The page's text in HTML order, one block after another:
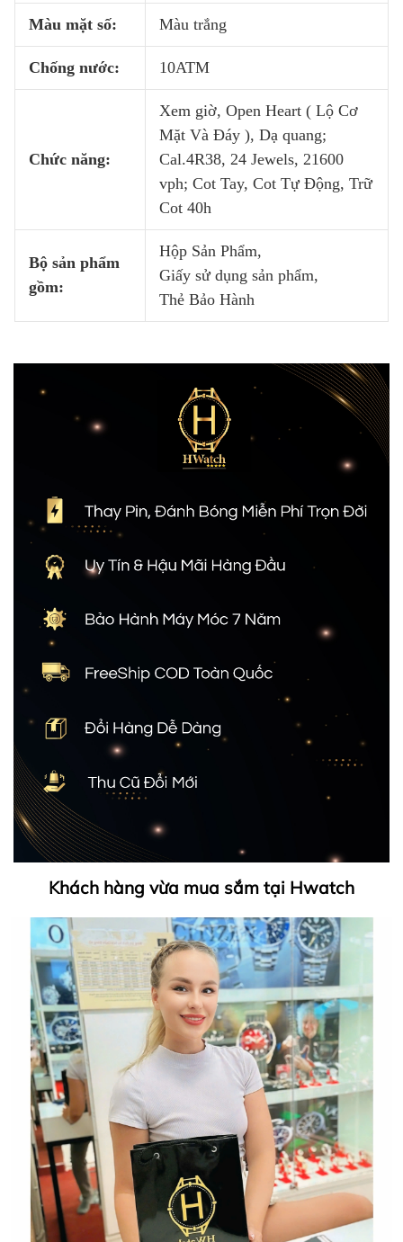
Màu mặt số: Màu trắng
Chống nước: 10ATM
Chức năng:
Xem giờ, Open Heart ( Lộ Cơ
Mặt Và Đáy ), Dạ quang;
Cal.4R38, 24 Jewels, 21600
vph; Cot Tay, Cot Tự Động, Trữ
Cot 40h
Bộ sản phẩm
gồm:
Hộp Sản Phẩm,
Giấy sử dụng sản phẩm,
Thẻ Bảo Hành
Khách hàng vừa mua sắm tại Hwatch